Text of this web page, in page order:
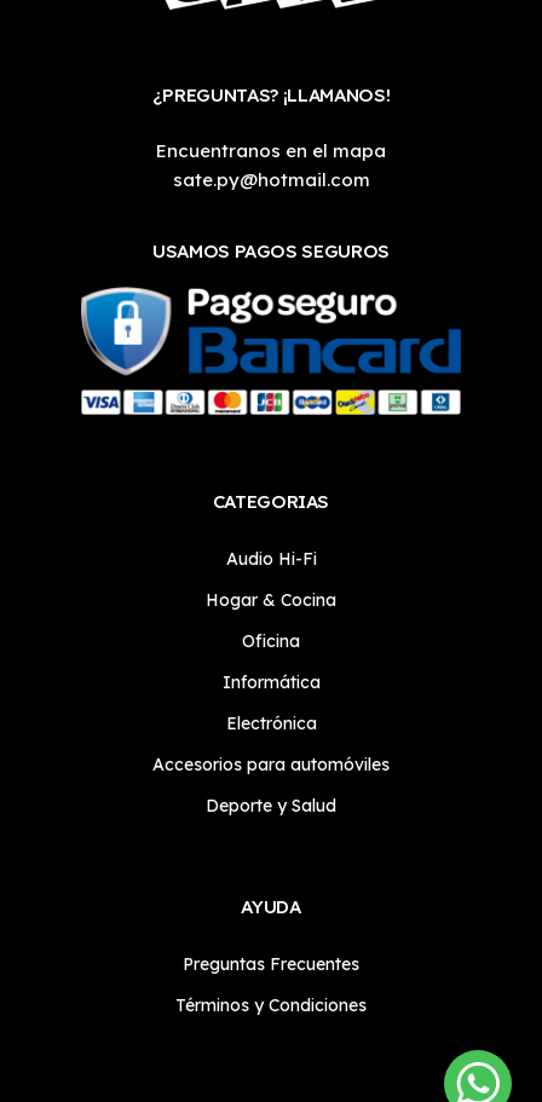
¿PREGUNTAS? ¡LLAMANOS!
Encuentranos en el mapa
sate.py@hotmail.com
USAMOS PAGOS SEGUROS
CATEGORIAS
Audio Hi-Fi
Hogar & Cocina
Oficina
Informática
Electrónica
Accesorios para automóviles
Deporte y Salud
AYUDA
Preguntas Frecuentes
Términos y Condiciones